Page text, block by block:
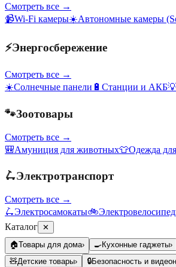
Смотреть все →
📹Wi-Fi камеры☀️Автономные камеры
⚡Энергосбережение
Смотреть все →
☀️Солнечные панели 🔋 Станции и АКБ
🐾Зоотовары
Смотреть все →
🎒Амуниция для животных👕Одежда
🛴Электротранспорт
Смотреть все →
🛴Электросамокаты🚲
Каталог ✕
🏠Товары для дома› 🍳Кухонные гаджеты›
🧸Детские товары› 🔒Безопасность и